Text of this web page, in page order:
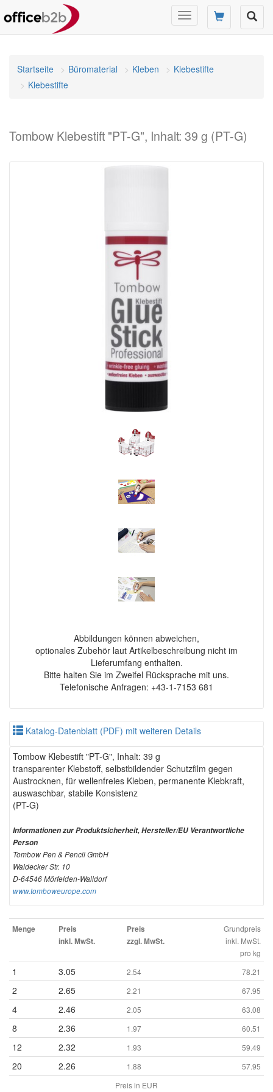
Navigation
umschalten
Startseite Büromaterial Kleben
Klebestifte
Klebestifte
Tombow Klebestift "PT-G", Inhalt: 39 g (PT-G)
Abbildungen können abweichen,
optionales Zubehör laut Artikelbeschreibung nicht im
Lieferumfang enthalten.
Bitte halten Sie im Zweifel Rücksprache mit uns.
Telefonische Anfragen: +43-1-7153 681
Katalog-Datenblatt (PDF) mit weiteren Details
Tombow Klebestift "PT-G", Inhalt: 39 g
transparenter Klebstoff, selbstbildender Schutzfilm gegen
Austrocknen, für wellenfreies Kleben, permanente Klebkraft,
auswaschbar, stabile Konsistenz
(PT-G)
Informationen zur Produktsicherheit, Hersteller/EU Verantwortliche
Person
Tombow Pen & Pencil GmbH
Waldecker Str. 10
D-64546 Mörfelden-Walldorf
www.tomboweurope.com
Menge
Preis
inkl. MwSt.
Preis
zzgl. MwSt.
Grundpreis
inkl. MwSt.
pro kg
1 3.05 2.54 78.21
2 2.65 2.21 67.95
4 2.46 2.05 63.08
8 2.36 1.97 60.51
12 2.32 1.93 59.49
20 2.26 1.88
57.95
Preis in EUR